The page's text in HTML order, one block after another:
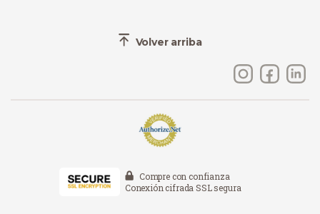
Volver arriba
Compre con confianza
Conexión cifrada SSL segura